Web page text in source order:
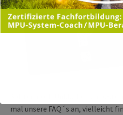
mal unsere FAQ´s an, vielleicht